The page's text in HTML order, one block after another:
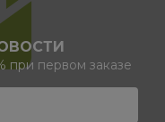
при первом заказе